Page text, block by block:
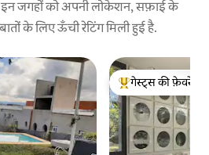
इन जगहों को अपनी लोकेशन, सफ़ाई के
के लिए ऊँची रेटिंग मिली हुई है.
गेस्ट्स का टॉप फ़ेवरेट
गेस्ट्स की फ़ेवरेट